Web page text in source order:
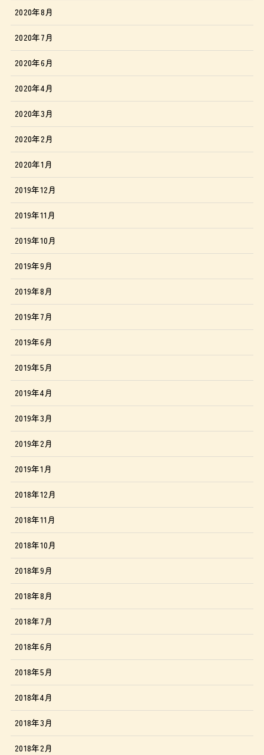
2020年8月
2020年7月
2020年6月
2020年4月
2020年3月
2020年2月
2020年1月
2019年12月
2019年11月
2019年10月
2019年9月
2019年8月
2019年7月
2019年6月
2019年5月
2019年4月
2019年3月
2019年2月
2019年1月
2018年12月
2018年11月
2018年10月
2018年9月
2018年8月
2018年7月
2018年6月
2018年5月
2018年4月
2018年3月
2018年2月